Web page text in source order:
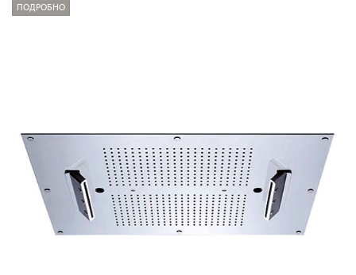
ПОДРОБНО